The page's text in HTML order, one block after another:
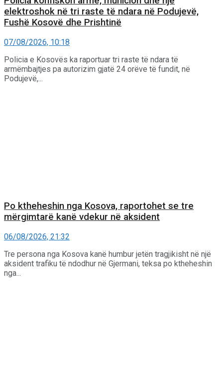
elektroshok në tri raste të ndara në Podujevë,
Fushë Kosovë dhe Prishtinë
07/08/2026, 10:18
Policia e Kosovës ka raportuar tri raste të ndara të
armëmbajtjes pa autorizim gjatë 24 orëve të fundit, në
Podujevë,...
Po ktheheshin nga Kosova, raportohet se tre
mërgimtarë kanë vdekur në aksident
06/08/2026, 21:32
Tre persona nga Kosova kanë humbur jetën tragjikisht në një
aksident trafiku të ndodhur në Gjermani, teksa po ktheheshin
nga...